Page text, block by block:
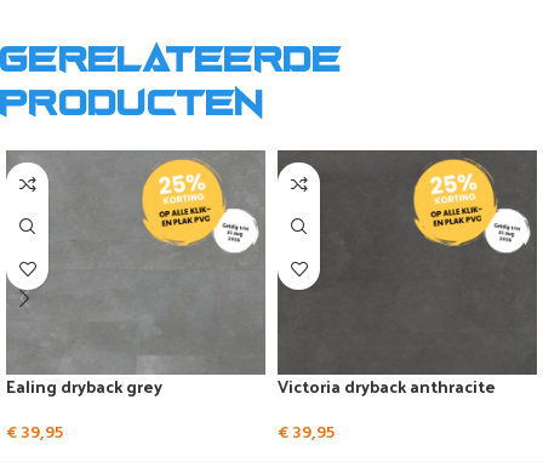
Gerelateerde
producten
Ealing dryback grey
€39,95
Victoria dryback anthracite
€39,95